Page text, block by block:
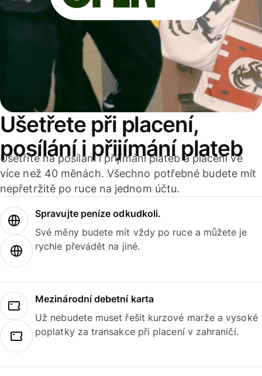
Ušetřete při placení,
posílání i přijímání plateb
Ušetříte na posílání i přijímání plateb a placení ve
více než 40 měnách. Všechno potřebné budete mít
nepřetržitě po ruce na jednom účtu.
Spravujte peníze odkudkoli.
Své měny budete mít vždy po ruce a můžete je
rychle převádět na jiné.
Mezinárodní debetní karta
Už nebudete muset řešit kurzové marže a vysoké
poplatky za transakce při placení v zahraničí.